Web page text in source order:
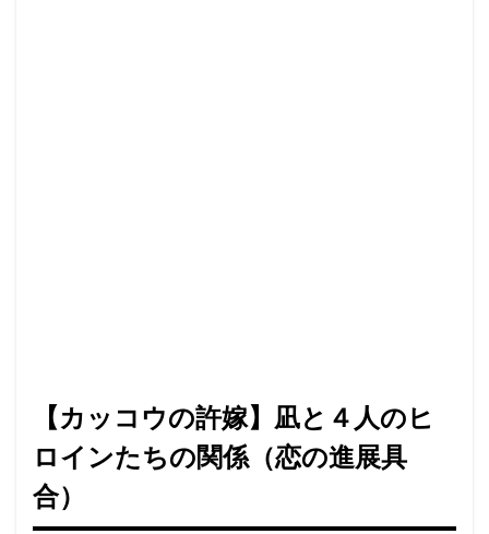
【カッコウの許嫁】凪と４人のヒ
ロインたちの関係（恋の進展具
合）